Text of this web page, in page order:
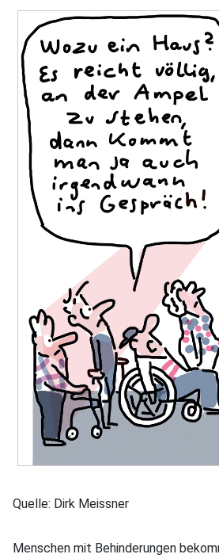
Quelle: Dirk Meissner
Menschen mit Behinderungen